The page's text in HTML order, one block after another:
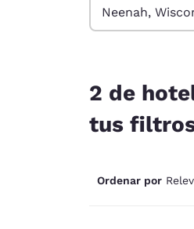
2 de
tus
Ordenar por